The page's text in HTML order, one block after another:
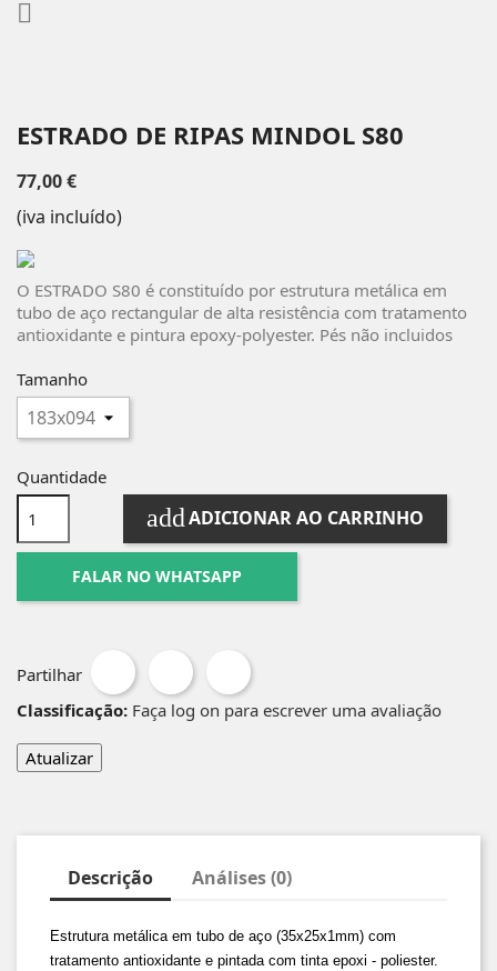

ESTRADO DE RIPAS MINDOL S80
77,00 €
(iva incluído)
O ESTRADO S80 é constituído por estrutura metálica em
tubo de aço rectangular de alta resistência com tratamento
antioxidante e pintura epoxy-polyester. Pés não incluidos
Tamanho
Quantidade
addADICIONAR AO CARRINHO
FALAR NO WHATSAPP
Partilhar
Classificação: Faça log on para escrever uma avaliação
Descrição Análises (0)
Estrutura metálica em tubo de aço (35x25x1mm) com
tratamento antioxidante e pintada com tinta epoxi - poliester.